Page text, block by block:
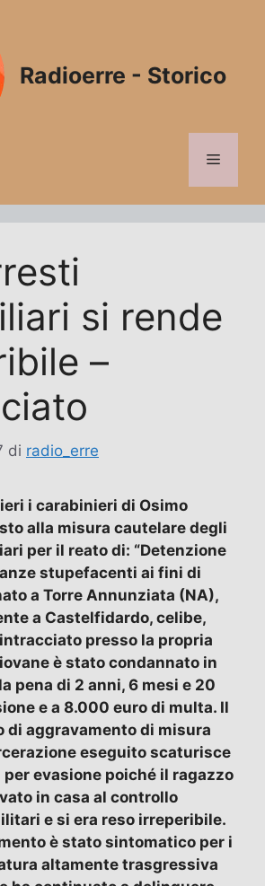
Radioerre - Storico
Menu
si rende
–
di radio_erre
i carabinieri di Osimo
alla misura cautelare degli
per il reato di: “Detenzione
stupefacenti ai fini di
a Torre Annunziata (NA),
a Castelfidardo, celibe,
presso la propria
è stato condannato in
pena di 2 anni, 6 mesi e 20
e a 8.000 euro di multa. Il
di aggravamento di misura
eseguito scaturisce
evasione poiché il ragazzo
in casa al controllo
e si era reso irreperibile.
è stato sintomatico per i
altamente trasgressiva